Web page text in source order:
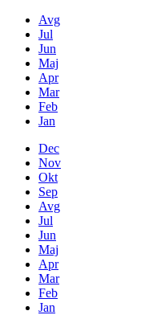
Avg
Jul
Jun
Maj
Apr
Mar
Feb
Jan
Dec
Nov
Okt
Sep
Avg
Jul
Jun
Maj
Apr
Mar
Feb
Jan